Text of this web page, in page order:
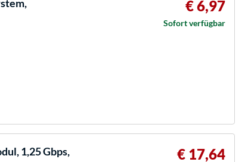
€ 6,97
Sofort verfügbar
1,25 Gbps,
€ 17,64